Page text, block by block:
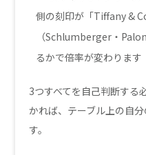
側の刻印が「Tiffany &
（Schlumberger・
るかで倍率が変わります
3つすべてを自己判断する
かれば、テーブル上の自
す。